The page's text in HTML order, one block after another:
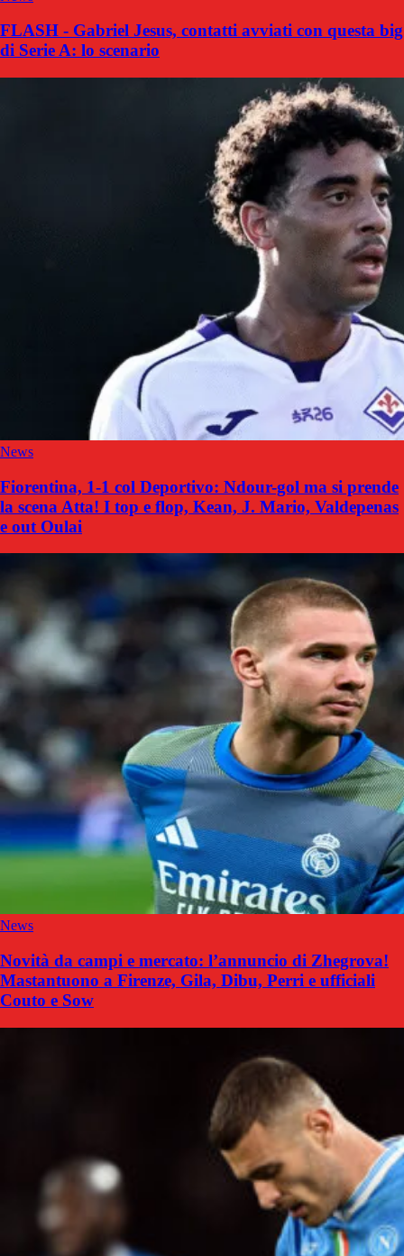
FLASH - Gabriel Jesus, contatti avviati con questa big
di Serie A: lo scenario
News
Fiorentina, 1-1 col Deportivo: Ndour-gol ma si prende
la scena Atta! I top e flop, Kean, J. Mario, Valdepenas
e out Oulai
News
Novità da campi e mercato: l’annuncio di Zhegrova!
Mastantuono a Firenze, Gila, Dibu, Perri e ufficiali
Couto e Sow